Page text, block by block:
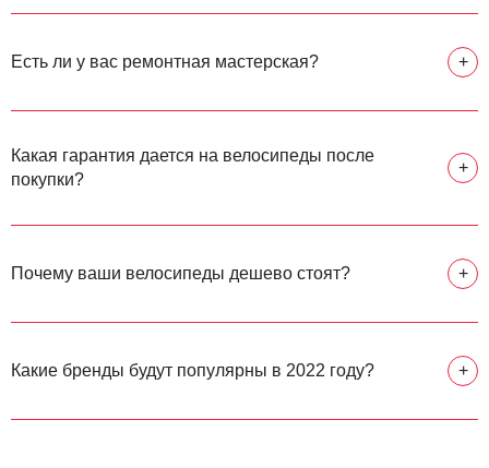
Есть ли у вас ремонтная мастерская? +
Какая гарантия дается на велосипеды после
покупки?
+
Почему ваши велосипеды дешево стоят? +
Какие бренды будут популярны в 2022 году? +